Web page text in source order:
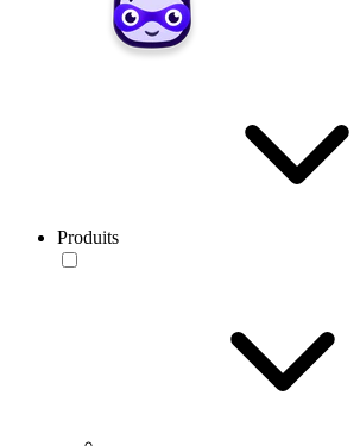
Produits